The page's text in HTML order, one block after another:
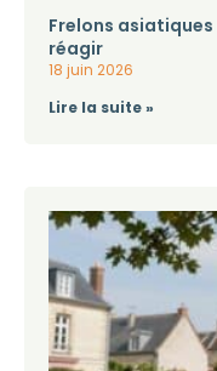
Frelons
réagir
18 juin 2026
Lire la suite »